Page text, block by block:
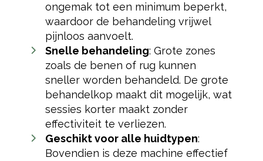
ongemak tot een minimum beperkt,
waardoor de behandeling vrijwel
pijnloos aanvoelt.
Snelle behandeling: Grote zones
zoals de benen of rug kunnen
sneller worden behandeld. De grote
behandelkop maakt dit mogelijk, wat
sessies korter maakt zonder
effectiviteit te verliezen.
Geschikt voor alle huidtypen:
Bovendien is deze machine effectief